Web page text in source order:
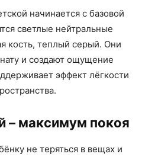
начинается с базовой
светлые нейтральные
кость, теплый серый. Они
и создают ощущение
эффект лёгкости
– максимум покоя
не теряться в вещах и